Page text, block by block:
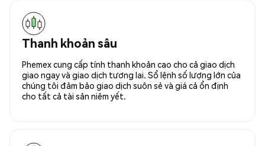
Thanh khoản sâu
Phemex cung cấp tính thanh khoản cao cho cả giao dịch
giao ngay và giao dịch tương lai. Sổ lệnh số lượng lớn của
chúng tôi đảm bảo giao dịch suôn sẻ và giá cả ổn định
cho tất cả tài sản niêm yết.